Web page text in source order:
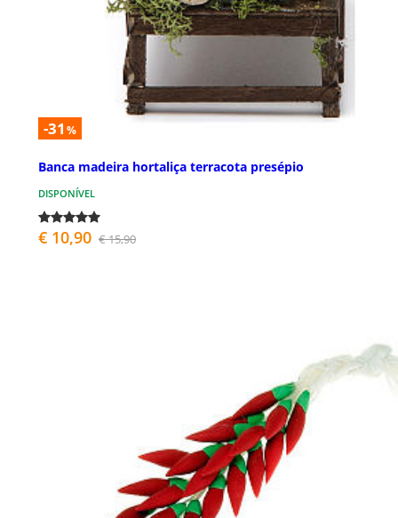
-31 %
Banca madeira hortaliça terracota presépio
DISPONÍVEL
€ 10,90 € 15,90